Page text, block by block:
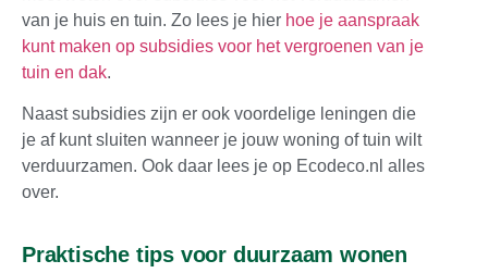
van je huis en tuin. Zo lees je hier hoe je aanspraak
kunt maken op subsidies voor het vergroenen van je
tuin en dak.
Naast subsidies zijn er ook voordelige leningen die
je af kunt sluiten wanneer je jouw woning of tuin wilt
verduurzamen. Ook daar lees je op Ecodeco.nl alles
over.
Praktische tips voor duurzaam wonen